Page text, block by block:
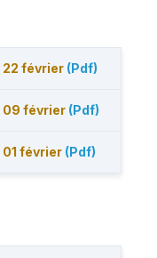
22 février (Pdf)
09 février (Pdf)
01 février (Pdf)